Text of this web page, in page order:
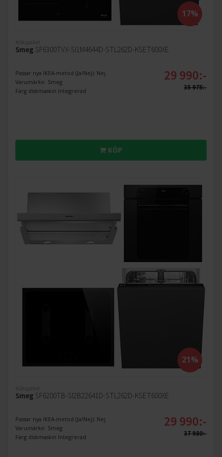
17%
Kökspaket
Smeg SF6300TVX-SI1M4644D-STL262D-KSET600XE
Passar nya IKEA-metod (Ja/Nej): Nej
Varumärke: Smeg
Färg diskmaskin Integrerad
29 990:-
35 975:-
KÖP
21%
Kökspaket
Smeg SF6200TB-SI2B22641D-STL262D-KSET600XE
Passar nya IKEA-metod (Ja/Nej): Nej
Varumärke: Smeg
Färg diskmaskin Integrerad
29 990:-
37 980:-